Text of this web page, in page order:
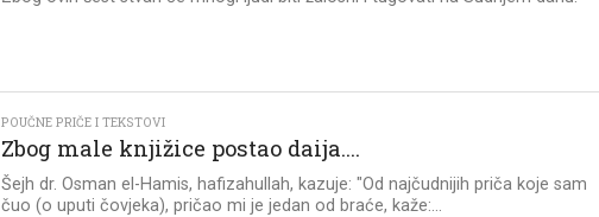
POUČNE PRIČE I TEKSTOVI
Zbog male knjižice postao daija….
Šejh dr. Osman el-Hamis, hafizahullah, kazuje: "Od najčudnijih priča koje sam
čuo (o uputi čovjeka), pričao mi je jedan od braće, kaže:...